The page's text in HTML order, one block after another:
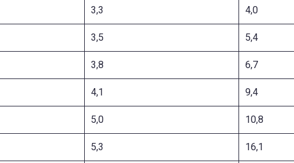
3,3 4,0
3,5 5,4
3,8 6,7
4,1 9,4
5,0 10,8
5,3 16,1